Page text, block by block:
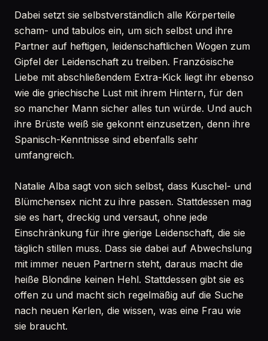
Dabei setzt sie selbstverständlich alle Körperteile
scham- und tabulos ein, um sich selbst und ihre
Partner auf heftigen, leidenschaftlichen Wogen zum
Gipfel der Leidenschaft zu treiben. Französische
Liebe mit abschließendem Extra-Kick liegt ihr ebenso
wie die griechische Lust mit ihrem Hintern, für den
so mancher Mann sicher alles tun würde. Und auch
ihre Brüste weiß sie gekonnt einzusetzen, denn ihre
Spanisch-Kenntnisse sind ebenfalls sehr
umfangreich.
Natalie Alba sagt von sich selbst, dass Kuschel- und
Blümchensex nicht zu ihre passen. Stattdessen mag
sie es hart, dreckig und versaut, ohne jede
Einschränkung für ihre gierige Leidenschaft, die sie
täglich stillen muss. Dass sie dabei auf Abwechslung
mit immer neuen Partnern steht, daraus macht die
heiße Blondine keinen Hehl. Stattdessen gibt sie es
offen zu und macht sich regelmäßig auf die Suche
nach neuen Kerlen, die wissen, was eine Frau wie
sie braucht.